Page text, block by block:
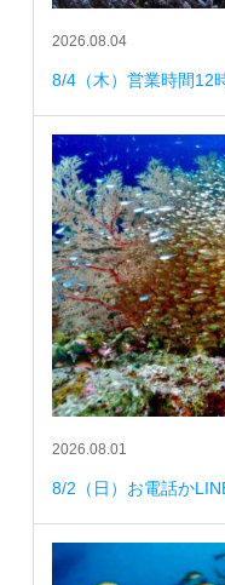
2026.08.04
8/4（木）営業時間12
2026.08.01
8/2（日）お電話か